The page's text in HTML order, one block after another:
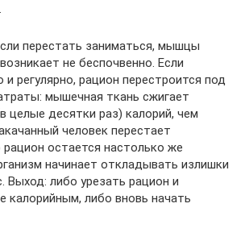
перестать заниматься, мышцы
не беспочвенно. Если
и регулярно, рацион перестроится под
мышечная ткань сжигает
целые десятки раз) калорий, чем
человек перестает
рацион остается настолько же
начинает откладывать излишки
Выход: либо урезать рацион и
калорийным, либо вновь начать